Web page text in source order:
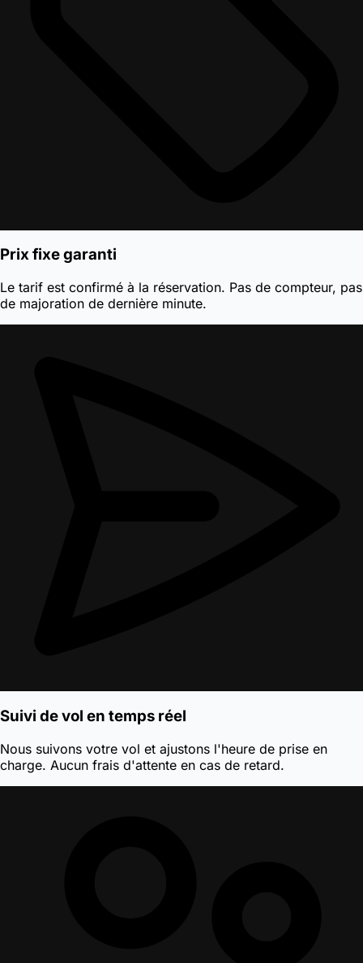
Prix fixe garanti
Le tarif est confirmé à la réservation. Pas de compteur, pas
de majoration de dernière minute.
Suivi de vol en temps réel
Nous suivons votre vol et ajustons l'heure de prise en
charge. Aucun frais d'attente en cas de retard.